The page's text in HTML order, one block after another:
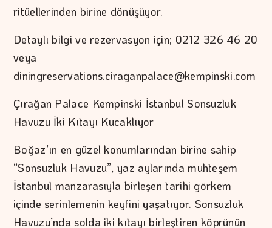
ritüellerinden birine dönüşüyor.
Detaylı bilgi ve rezervasyon için; 0212 326 46 20
veya
diningreservations.ciraganpalace@kempinski.com
Çırağan Palace Kempinski İstanbul Sonsuzluk
Havuzu İki Kıtayı Kucaklıyor
Boğaz’ın en güzel konumlarından birine sahip
“Sonsuzluk Havuzu”, yaz aylarında muhteşem
İstanbul manzarasıyla birleşen tarihi görkem
içinde serinlemenin keyfini yaşatıyor. Sonsuzluk
Havuzu’nda solda iki kıtayı birleştiren köprünün